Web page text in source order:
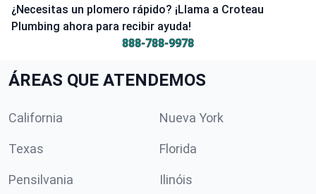
¿Necesitas un plomero rápido? ¡Llama a Croteau
Plumbing ahora para recibir ayuda!
888-788-9978
ÁREAS QUE ATENDEMOS
California Nueva York
Texas Florida
Pensilvania Ilinóis